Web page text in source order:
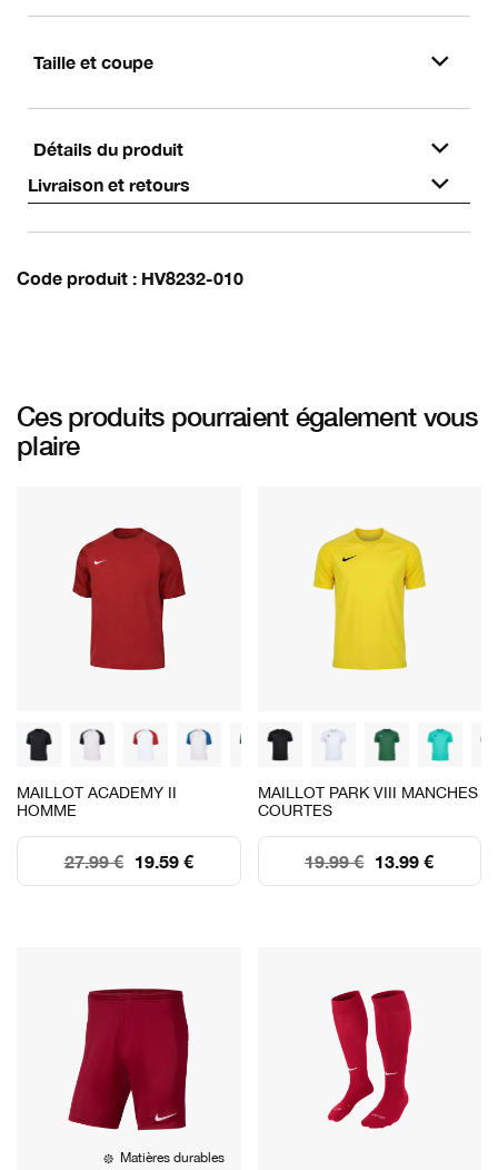
Taille et coupe
Détails du produit
Livraison et retours
Code produit HV8232-010
Ces produits pourraient également vous
plaire
MAILLOT ACADEMY II
HOMME
19.59 €
27.99 €
MAILLOT PARK VIII MANCHES
COURTES
13.99 €
19.99 €
Matières durables